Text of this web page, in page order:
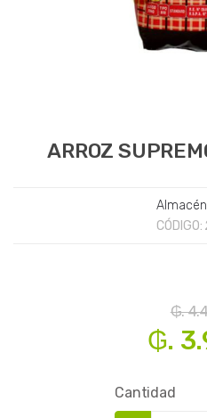
ARROZ
Almacén
CÓDIGO:
₲.
₲.
Cantidad